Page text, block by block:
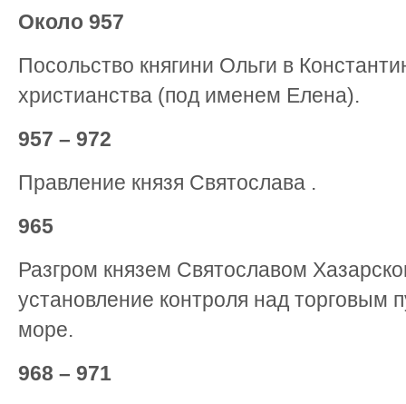
Около 957
Посольство княгини Ольги в
христианства (под именем Елена).
957 – 972
Правление князя Святослава .
965
Разгром князем Святославом
установление контроля над торговым
море.
968 – 971